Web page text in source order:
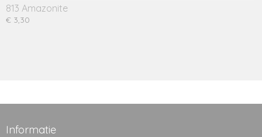
813 Amazonite
€ 3,30
Informatie